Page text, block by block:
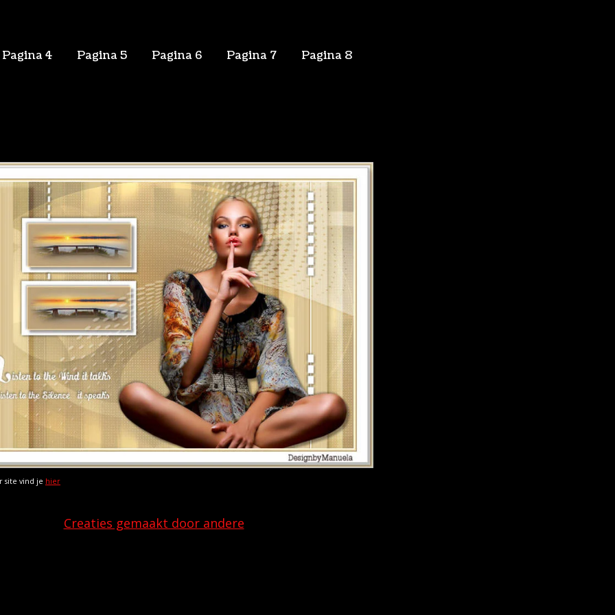
Pagina 4 Pagina 5 Pagina 6 Pagina 7
Pagina 8
site vind je hier
Creaties gemaakt door andere